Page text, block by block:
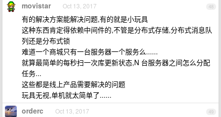
48
movistar Oct 13, 2017
有的解决方案能解决问题,有的就是小玩具
这种东西肯定得依赖中间件的,不管是分布式存储,分布式消息队
列还是分布式锁
难道一个商城只有一台服务器一个服务么......
就算最简单的每秒扫一次库更新状态,N 台服务器之间怎么分配
任务...
这些都是线上产品需要解决的问题
玩具无视,单机就太简单了......
49
orderc Oct 13, 2017